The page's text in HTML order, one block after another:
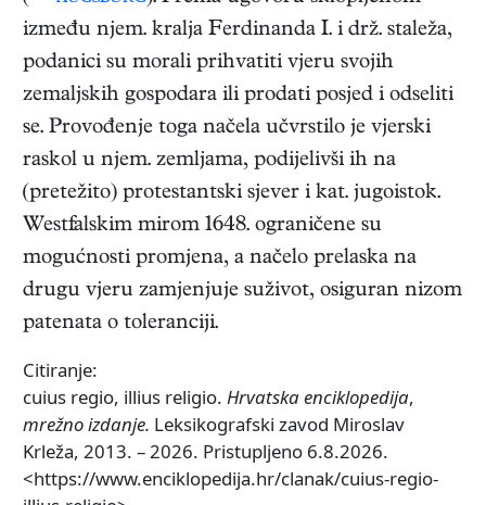
između njem. kralja Ferdinanda I. i drž. staleža,
podanici su morali prihvatiti vjeru svojih
zemaljskih gospodara ili prodati posjed i odseliti
se. Provođenje toga načela učvrstilo je vjerski
raskol u njem. zemljama, podijelivši ih na
(pretežito) protestantski sjever i kat. jugoistok.
Westfalskim mirom 1648. ograničene su
mogućnosti promjena, a načelo prelaska na
drugu vjeru zamjenjuje suživot, osiguran nizom
patenata o toleranciji.
Citiranje:
cuius regio, illius religio. Hrvatska enciklopedija,
mrežno izdanje. Leksikografski zavod Miroslav
Krleža, 2013. – 2026. Pristupljeno 6.8.2026.
<https://www.enciklopedija.hr/clanak/cuius-regio-